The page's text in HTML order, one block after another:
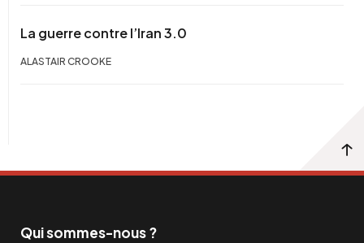
La guerre contre l’Iran 3.0
ALASTAIR CROOKE
Qui sommes-nous ?